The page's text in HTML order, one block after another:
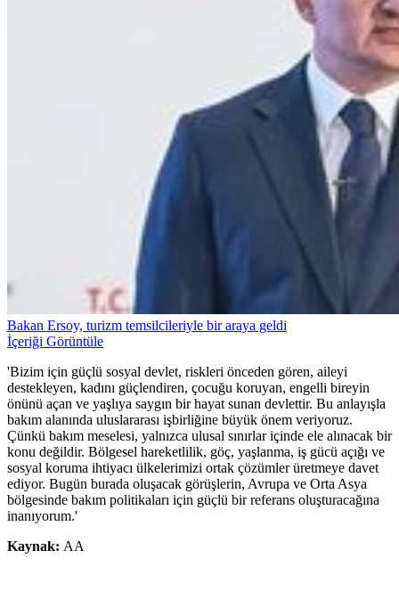
Bakan Ersoy, turizm temsilcileriyle bir araya geldi
İçeriği Görüntüle
'Bizim için güçlü sosyal devlet, riskleri önceden gören, aileyi
destekleyen, kadını güçlendiren, çocuğu koruyan, engelli bireyin
önünü açan ve yaşlıya saygın bir hayat sunan devlettir. Bu anlayışla
bakım alanında uluslararası işbirliğine büyük önem veriyoruz.
Çünkü bakım meselesi, yalnızca ulusal sınırlar içinde ele alınacak bir
konu değildir. Bölgesel hareketlilik, göç, yaşlanma, iş gücü açığı ve
sosyal koruma ihtiyacı ülkelerimizi ortak çözümler üretmeye davet
ediyor. Bugün burada oluşacak görüşlerin, Avrupa ve Orta Asya
bölgesinde bakım politikaları için güçlü bir referans oluşturacağına
inanıyorum.'
Kaynak: AA